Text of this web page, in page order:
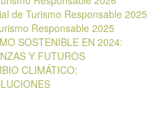
de Turismo Responsable 2025
Responsable 2025
SOSTENIBLE EN 2024:
Y FUTUROS
CLIMÁTICO: